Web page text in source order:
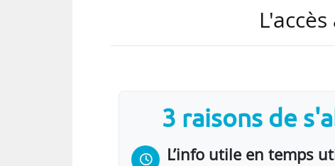
de priorité dans la médecine de
prochaines semaines. » La
que le dispositif…
3 raisons de
L’info utile en temps